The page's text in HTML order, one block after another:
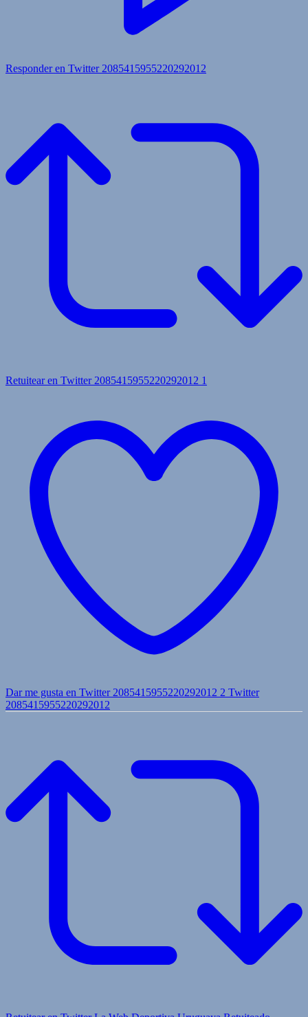
Responder en Twitter 2085415955220292012
Retuitear en Twitter 2085415955220292012 1
Dar me gusta en Twitter 2085415955220292012 2 Twitter
2085415955220292012